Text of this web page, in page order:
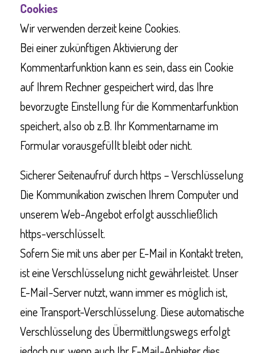
Cookies
Wir verwenden derzeit keine Cookies.
Bei einer zukünftigen Aktivierung der
Kommentarfunktion kann es sein, dass ein Cookie
auf Ihrem Rechner gespeichert wird, das Ihre
bevorzugte Einstellung für die Kommentarfunktion
speichert, also ob z.B. Ihr Kommentarname im
Formular vorausgefüllt bleibt oder nicht.
Sicherer Seitenaufruf durch https – Verschlüsselung
Die Kommunikation zwischen Ihrem Computer und
unserem Web-Angebot erfolgt ausschließlich
https-verschlüsselt.
Sofern Sie mit uns aber per E-Mail in Kontakt treten,
ist eine Verschlüsselung nicht gewährleistet. Unser
E-Mail-Server nutzt, wann immer es möglich ist,
eine Transport-Verschlüsselung. Diese automatische
Verschlüsselung des Übermittlungswegs erfolgt